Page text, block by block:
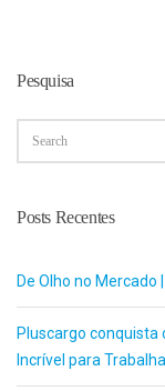
Pesquisa
Posts Recentes
De Olho no Mercado
Pluscargo conquista
Incrível para